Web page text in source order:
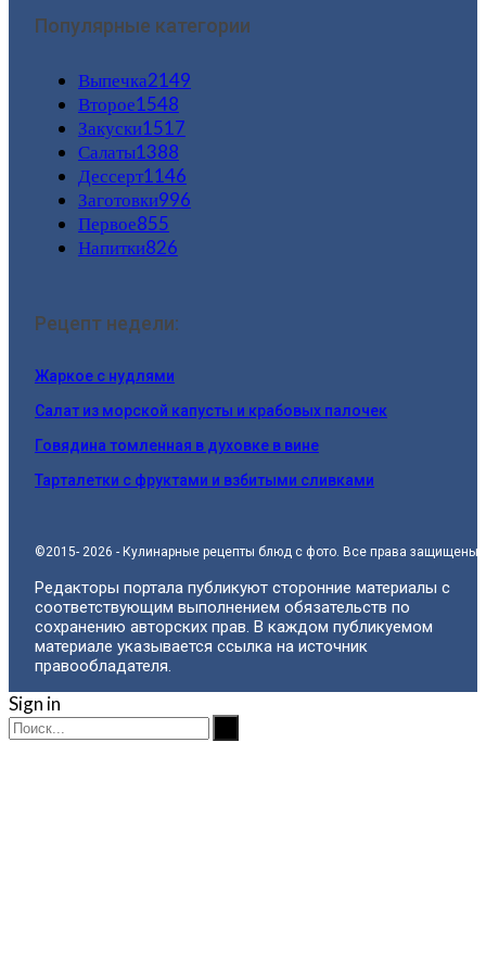
Популярные категории
Выпечка2149
Второе1548
Закуски1517
Салаты1388
Дессерт1146
Заготовки996
Первое855
Напитки826
Рецепт недели:
Жаркое с нудлями
Салат из морской капусты и крабовых палочек
Говядина томленная в духовке в вине
Тарталетки с фруктами и взбитыми сливками
©2015- 2026 - Кулинарные рецепты блюд с фото. Все права защищены.
Редакторы портала публикуют сторонние материалы с
соответствующим выполнением обязательств по
сохранению авторских прав. В каждом публикуемом
материале указывается ссылка на источник
правообладателя.
Sign in